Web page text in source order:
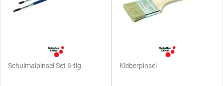
Schulmalpinsel Set 6-tlg Kleberpinsel